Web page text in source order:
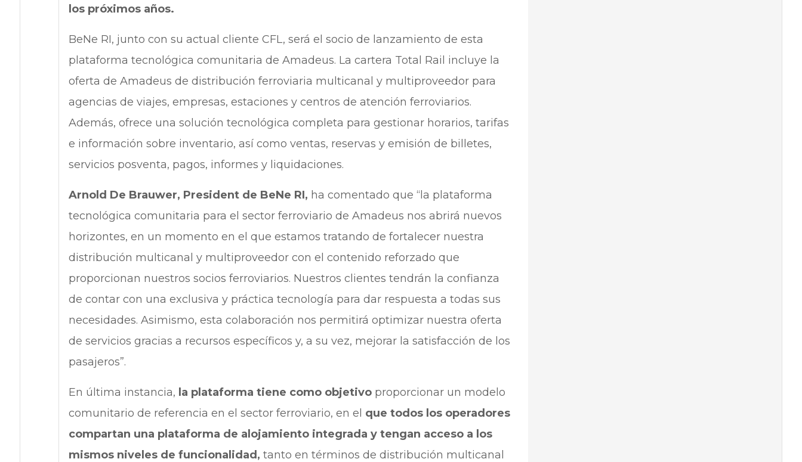
los próximos años.
BeNe RI, junto con su actual cliente CFL, será el socio de lanzamiento de esta
plataforma tecnológica comunitaria de Amadeus. La cartera Total Rail incluye la
oferta de Amadeus de distribución ferroviaria multicanal y multiproveedor para
agencias de viajes, empresas, estaciones y centros de atención ferroviarios.
Además, ofrece una solución tecnológica completa para gestionar horarios, tarifas
e información sobre inventario, así como ventas, reservas y emisión de billetes,
servicios posventa, pagos, informes y liquidaciones.
Arnold De Brauwer, President de BeNe RI, ha comentado que “la plataforma
tecnológica comunitaria para el sector ferroviario de Amadeus nos abrirá nuevos
horizontes, en un momento en el que estamos tratando de fortalecer nuestra
distribución multicanal y multiproveedor con el contenido reforzado que
proporcionan nuestros socios ferroviarios. Nuestros clientes tendrán la confianza
de contar con una exclusiva y práctica tecnología para dar respuesta a todas sus
necesidades. Asimismo, esta colaboración nos permitirá optimizar nuestra oferta
de servicios gracias a recursos específicos y, a su vez, mejorar la satisfacción de los
pasajeros”.
En última instancia, la plataforma tiene como objetivoproporcionar un modelo
comunitario de referencia en el sector ferroviario, en el que todos los operadores
compartan una plataforma de alojamiento integrada y tengan acceso a los
mismos niveles de funcionalidad, tanto en términos de distribución multicanal